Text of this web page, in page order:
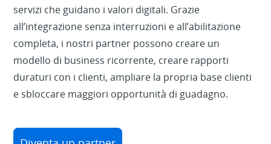
servizi che guidano i valori digitali. Grazie
all’integrazione senza interruzioni e all’abilitazione
completa, i nostri partner possono creare un
modello di business ricorrente, creare rapporti
duraturi con i clienti, ampliare la propria base clienti
e sbloccare maggiori opportunità di guadagno.